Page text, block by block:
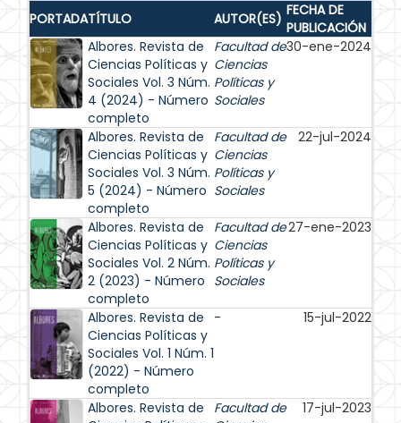
PORTADATÍTULO AUTOR(ES) FECHA DE
PUBLICACIÓN
Albores. Revista de
Ciencias Políticas y
Sociales Vol. 3 Núm.
4 (2024) - Número
completo
Facultad de
Ciencias
Políticas y
Sociales
30-ene-2024
Albores. Revista de
Ciencias Políticas y
Sociales Vol. 3 Núm.
5 (2024) - Número
completo
Facultad de
Ciencias
Políticas y
Sociales
22-jul-2024
Albores. Revista de
Ciencias Políticas y
Sociales Vol. 2 Núm.
2 (2023) - Número
completo
Facultad de
Ciencias
Políticas y
Sociales
27-ene-2023
Albores. Revista de
Ciencias Políticas y
Sociales Vol. 1 Núm. 1
(2022) - Número
completo
- 15-jul-2022
Albores. Revista de
Facultad de
17-jul-2023